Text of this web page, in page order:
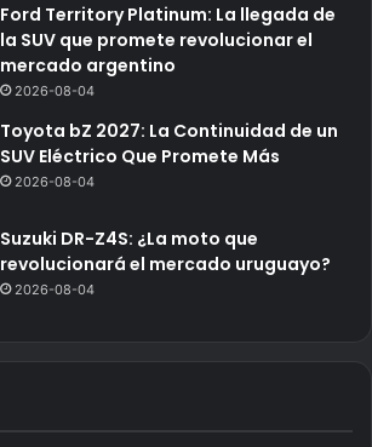
Ford Territory Platinum: La llegada de
la SUV que promete revolucionar el
mercado argentino
2026-08-04
Toyota bZ 2027: La Continuidad de un
SUV Eléctrico Que Promete Más
2026-08-04
Suzuki DR-Z4S: ¿La moto que
revolucionará el mercado uruguayo?
2026-08-04